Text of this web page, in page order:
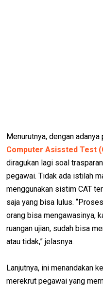
Menurutnya, dengan
Computer Asissted Test
diragukan lagi soal
pegawai. Tidak ada istilah
menggunakan sistim CAT
saja yang bisa lulus.
orang bisa mengawasinya,
ruangan ujian, sudah bisa
atau tidak,” jelasnya.
Lanjutnya, ini menandakan
merekrut pegawai yang